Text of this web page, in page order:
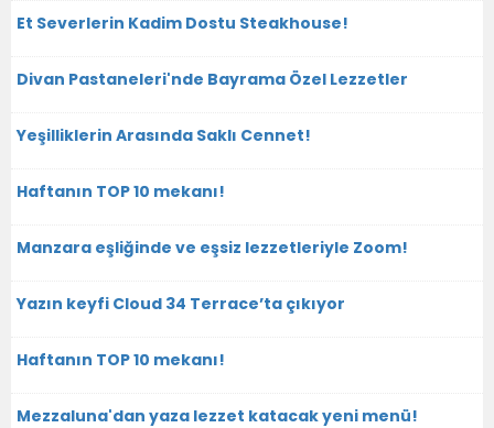
Et Severlerin Kadim Dostu Steakhouse!
Divan Pastaneleri'nde Bayrama Özel Lezzetler
Yeşilliklerin Arasında Saklı Cennet!
Haftanın TOP 10 mekanı!
Manzara eşliğinde ve eşsiz lezzetleriyle Zoom!
Yazın keyfi Cloud 34 Terrace’ta çıkıyor
Haftanın TOP 10 mekanı!
Mezzaluna'dan yaza lezzet katacak yeni menü!